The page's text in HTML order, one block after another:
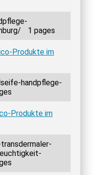
1 pages
Produkte im
handpflege-
Produkte im